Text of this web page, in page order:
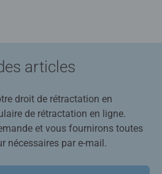
articles
droit de rétractation en
de rétractation en ligne.
et vous fournirons toutes
nécessaires par e-mail.